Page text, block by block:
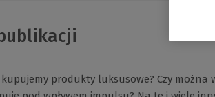
produkty luksusowe? Czy